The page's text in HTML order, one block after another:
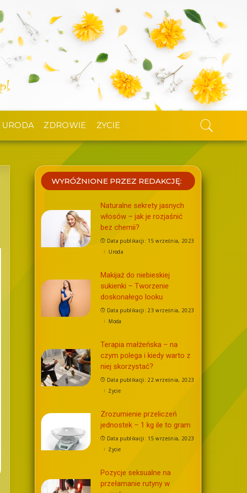
URODA ZDROWIE ŻYCIE
WYRÓŻNIONE PRZEZ REDAKCJĘ:
Naturalne sekrety jasnych
włosów – jak je rozjaśnić
bez chemii?
Data publikacji: 15 września, 2023
Uroda
Makijaż do niebieskiej
sukienki – Tworzenie
doskonałego looku
Data publikacji: 23 września, 2023
Moda
Terapia małżeńska – na
czym polega i kiedy warto z
niej skorzystać?
Data publikacji: 22 września, 2023
Życie
Zrozumienie przeliczeń
jednostek – 1 kg ile to gram
Data publikacji: 15 września, 2023
Życie
Pozycje seksualne na
przełamanie rutyny w